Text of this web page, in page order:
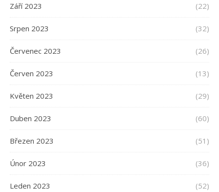
Září 2023 (22)
Srpen 2023 (32)
Červenec 2023 (26)
Červen 2023 (13)
Květen 2023 (29)
Duben 2023 (60)
Březen 2023 (51)
Únor 2023 (36)
Leden 2023 (52)